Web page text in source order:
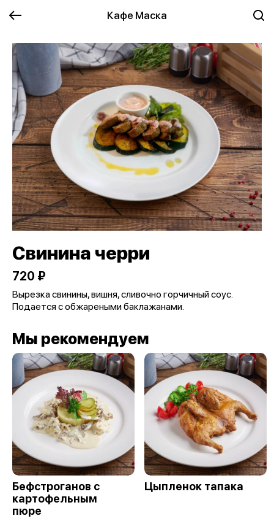
Кафе Маска
Свинина черри
720 ₽
Вырезка свинины, вишня, сливочно горчичный соус.
Подается с обжареными баклажанами.
Мы рекомендуем
Бефстроганов с
картофельным
пюре
Цыпленок тапака